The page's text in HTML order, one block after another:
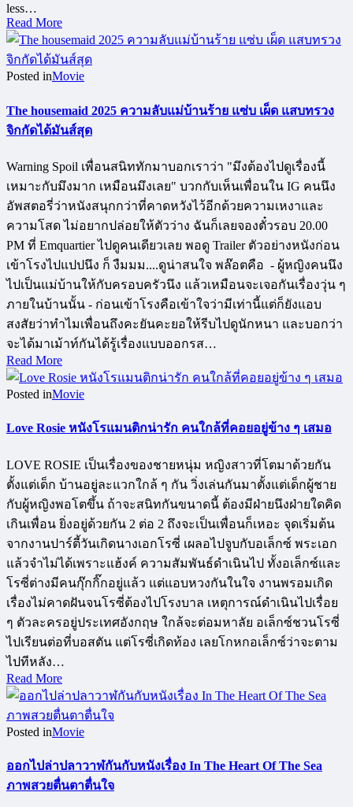
less…
Read More
Posted inMovie
The housemaid 2025 ความลับแม่บ้านร้าย แซ่บ เผ็ด แสบทรวง
จิกกัดได้มันส์สุด
Warning Spoil เพื่อนสนิททักมาบอกเราว่า "มึงต้องไปดูเรื่องนี้
เหมาะกับมึงมาก เหมือนมึงเลย" บวกกับเห็นเพื่อนใน IG คนนึง
อัพสตอรี่ว่าหนังสนุกกว่าที่คาดหวังไว้อีกด้วยความเหงาและ
ความโสด ไม่อยากปล่อยให้ตัวว่าง ฉันก็เลยจองตั๋วรอบ 20.00
PM ที่ Emquartier ไปดูคนเดียวเลย พอดู Trailer ตัวอย่างหนังก่อน
เข้าโรงไปแปปนึง ก็ งืมมม....ดูน่าสนใจ พล๊อตคือ - ผู้หญิงคนนึง
ไปเป็นแม่บ้านให้กับครอบครัวนึง แล้วเหมือนจะเจอกันเรื่องวุ่น ๆ
ภายในบ้านนั้น - ก่อนเข้าโรงคือเข้าใจว่ามีเท่านี้แต่ก็ยังแอบ
สงสัยว่าทำไมเพื่อนถึงคะยันคะยอให้รีบไปดูนักหนา และบอกว่า
จะได้มาเม้าท์กันได้รู้เรื่องแบบออกรส…
Read More
Posted inMovie
Love Rosie หนังโรแมนติกน่ารัก คนใกล้ที่คอยอยู่ข้าง ๆ เสมอ
LOVE ROSIE เป็นเรื่องของชายหนุ่ม หญิงสาวที่โตมาด้วยกัน
ตั้งแต่เด็ก บ้านอยู่ละแวกใกล้ ๆ กัน วิ่งเล่นกันมาตั้งแต่เด็กผู้ชาย
กับผู้หญิงพอโตขึ้น ถ้าจะสนิทกันขนาดนี้ ต้องมีฝ่ายนึงฝ่ายใดคิด
เกินเพื่อน ยิ่งอยู่ด้วยกัน 2 ต่อ 2 ถึงจะเป็นเพื่อนก็เหอะ จุดเริ่มต้น
จากงานปาร์ตี้วันเกิดนางเอกโรซี่ เผลอไปจูบกับอเล็กซ์ พระเอก
แล้วจำไม่ได้เพราะแฮ้งค์ ความสัมพันธ์ดำเนินไป ทั้งอเล็กซ์และ
โรซี่ต่างมีคนกุ๊กกิ๊กอยู่แล้ว แต่แอบหวงกันในใจ งานพรอมเกิด
เรื่องไม่คาดฝันจนโรซี่ต้องไปโรงบาล เหตุการณ์ดำเนินไปเรื่อย
ๆ ตัวละครอยู่ประเทศอังกฤษ ใกล้จะต่อมหาลัย อเล็กซ์ชวนโรซี่
ไปเรียนต่อที่บอสตัน แต่โรซี่เกิดท้อง เลยโกหกอเล็กซ์ว่าจะตาม
ไปทีหลัง…
Read More
Posted inMovie
ออกไปล่าปลาวาฬกันกับหนังเรื่อง In The Heart Of The Sea
ภาพสวยตื่นตาตื่นใจ